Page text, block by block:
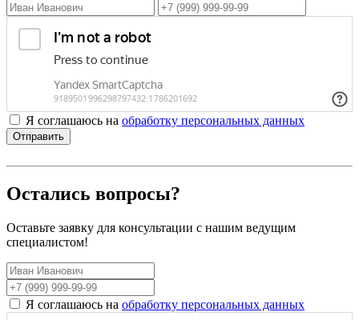
Я соглашаюсь на обработку персональных данных
Отправить
Остались вопросы?
Оставьте заявку для консультации с нашим ведущим
специалистом!
Я соглашаюсь на обработку персональных данных